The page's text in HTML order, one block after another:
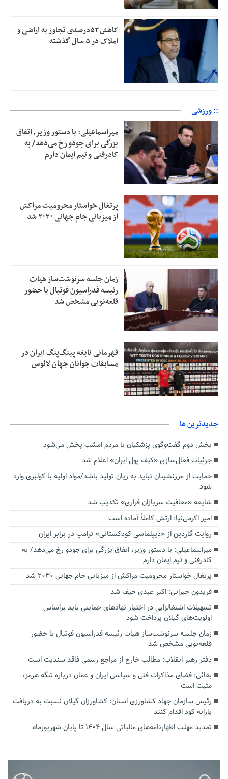
کاهش ۵۲درصدی تجاوز به اراضی و
املاک در ۵ سال گذشته
:: ورزشی
میراسماعیلی: با دستور وزیر، اتفاق
بزرگی برای جودو رخ می‌دهد/ به
کادرفنی و تیم ایمان دارم
پرتغال خواستار محرومیت مراکش
از میزبانی جام جهانی ۲۰۳۰ شد
زمان جلسه سرنوشت‌ساز هیات
رئیسه فدراسیون فوتبال با حضور
قلعه‌نویی مشخص شد
قهرمانی نابغه پینگ‌پنگ ایران در
مسابقات جوانان جهان لائوس
جديدترين ها
بخش دوم گفت‌وگوی پزشکیان با مردم امشب پخش می‌شود
جزئیات فعال‌سازی «کیف پول ایران» اعلام شد
حمایت از مرزنشینان نباید به زیان تولید باشد/مواد اولیه با کولبری وارد
شود
شایعه «معافیت سربازان فراری» تکذیب شد
امیر اکرمی‌نیا: ارتش کاملاً آماده است
روایت گاردین از «دیپلماسی کودکستانی» ترامپ در برابر ایران
میراسماعیلی: با دستور وزیر، اتفاق بزرگی برای جودو رخ می‌دهد/ به
کادرفنی و تیم ایمان دارم
پرتغال خواستار محرومیت مراکش از میزبانی جام جهانی ۲۰۳۰ شد
فریدون جیرانی: اکبر عبدی حیف شد
تسهیلات اشتغالزایی در اختیار نهادهای حمایتی باید براساس
اولویت‌های گیلان پرداخت شود
زمان جلسه سرنوشت‌ساز هیات رئیسه فدراسیون فوتبال با حضور
قلعه‌نویی مشخص شد
دفتر رهبر انقلاب: مطالب خارج از مراجع رسمی فاقد سندیت است
بقائی: فضای مذاکرات فنی و سیاسی ایران و عمان درباره تنگه هرمز،
مثبت است
رئیس سازمان جهاد کشاورزی استان: کشاورزان گیلان نسبت به دریافت
یارانه کود اقدام کنند
تمدید مهلت اظهارنامه‌های مالیاتی سال ۱۴۰۴ تا پایان شهریورماه